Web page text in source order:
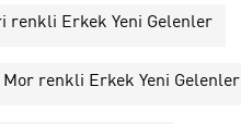
renkli Erkek Yeni Gelenler
Mor renkli Erkek Yeni Gelenler